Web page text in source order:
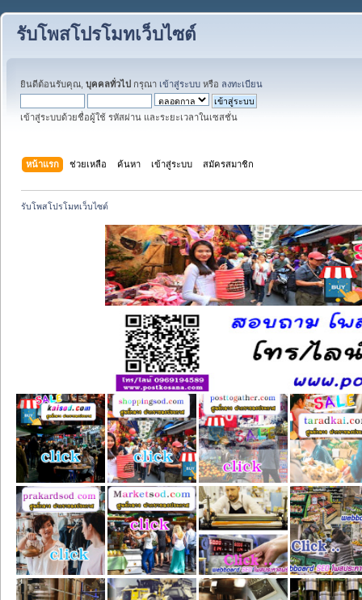
รับโพสโปรโมทเว็บไซต์
ยินดีต้อนรับคุณ, บุคคลทั่วไป กรุณา เข้าสู่ระบบ หรือ ลงทะเบียน
เข้าสู่ระบบด้วยชื่อผู้ใช้ รหัสผ่าน และระยะเวลาในเซสชั่น
หน้าแรก ช่วยเหลือ ค้นหา เข้าสู่ระบบ สมัครสมาชิก
รับโพสโปรโมทเว็บไซต์